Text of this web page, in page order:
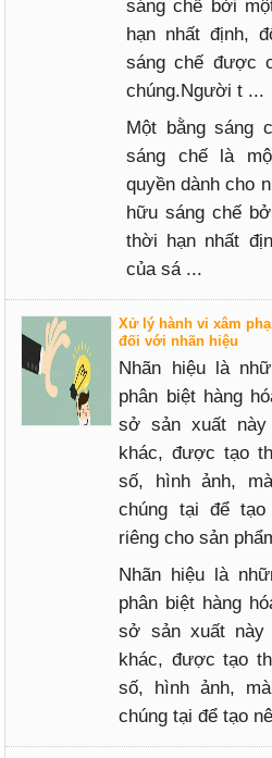
sáng chế bởi
hạn nhất định,
sáng chế được
chúng.Người t ...
Một bằng sáng
sáng chế là
quyền dành cho
hữu sáng chế
thời hạn nhất
của sá ...
Xử lý hành vi xâm
đối với nhãn hiệu
Nhãn hiệu là
phân biệt hàng
sở sản xuất
khác, được tạo
số, hình ảnh,
chúng tại để tạo
riêng cho sản
Nhãn hiệu là
phân biệt hàng
sở sản xuất
khác, được tạo
số, hình ảnh,
chúng tại để tạo